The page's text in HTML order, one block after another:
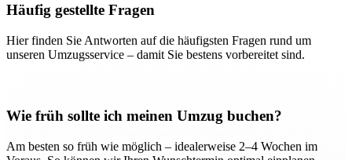
Häufig gestellte Fragen
Hier finden Sie Antworten auf die häufigsten Fragen rund um
unseren Umzugsservice – damit Sie bestens vorbereitet sind.
Wie früh sollte ich meinen Umzug buchen?
Am besten so früh wie möglich – idealerweise 2–4 Wochen im